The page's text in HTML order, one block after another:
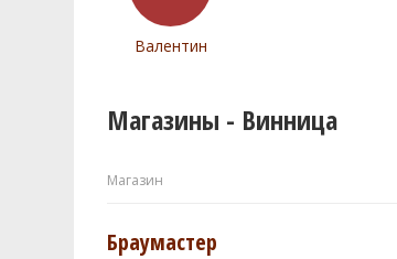
Валентин
Магазины - Винница
Магазин
Браумастер